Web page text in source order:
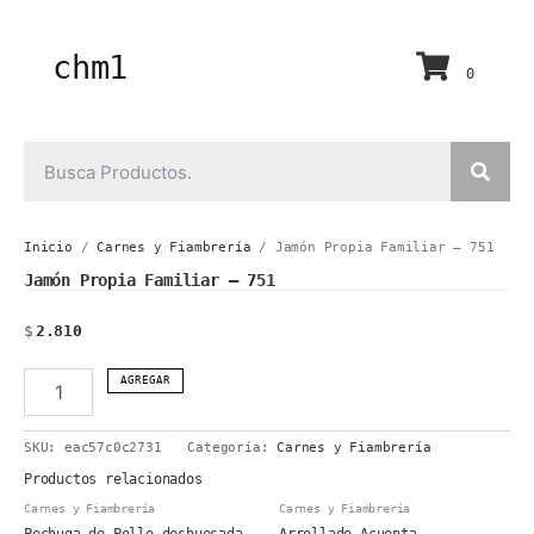
chm1 0
Inicio /Carnes y Fiambrería / Jamón Propia Familiar – 751
Jamón Propia Familiar – 751
$ 2.810
Propia
Familiar
-
751
AGREGAR
SKU: eac57c0c2731 Categoría:Carnes y Fiambrería
Productos relacionados
Carnes y Fiambrería Carnes y Fiambrería